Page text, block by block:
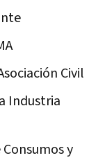
Civil
Industria
y